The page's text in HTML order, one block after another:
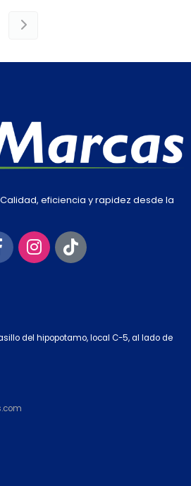
eficiencia y rapidez desde la
del hipopotamo, local C-5, al lado de